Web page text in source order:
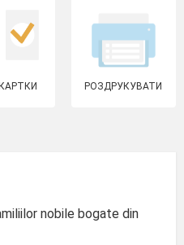
РОЗДРУКУВАТИ
nobile bogate din